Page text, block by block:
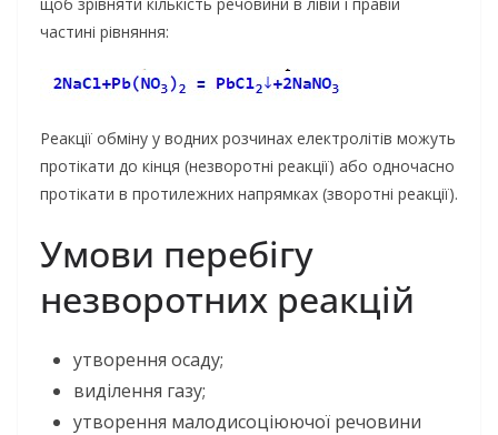
частині рівняння:
Реакції обміну у водних розчинах електролітів можуть
протікати до кінця (незворотні реакції) або одночасно
протікати в протилежних напрямках (зворотні реакції).
Умови перебігу
незворотних реакцій
утворення осаду;
виділення газу;
утворення малодисоціюючої речовини